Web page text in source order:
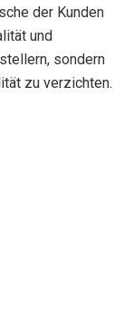
der Kunden
und
sondern
zu verzichten.